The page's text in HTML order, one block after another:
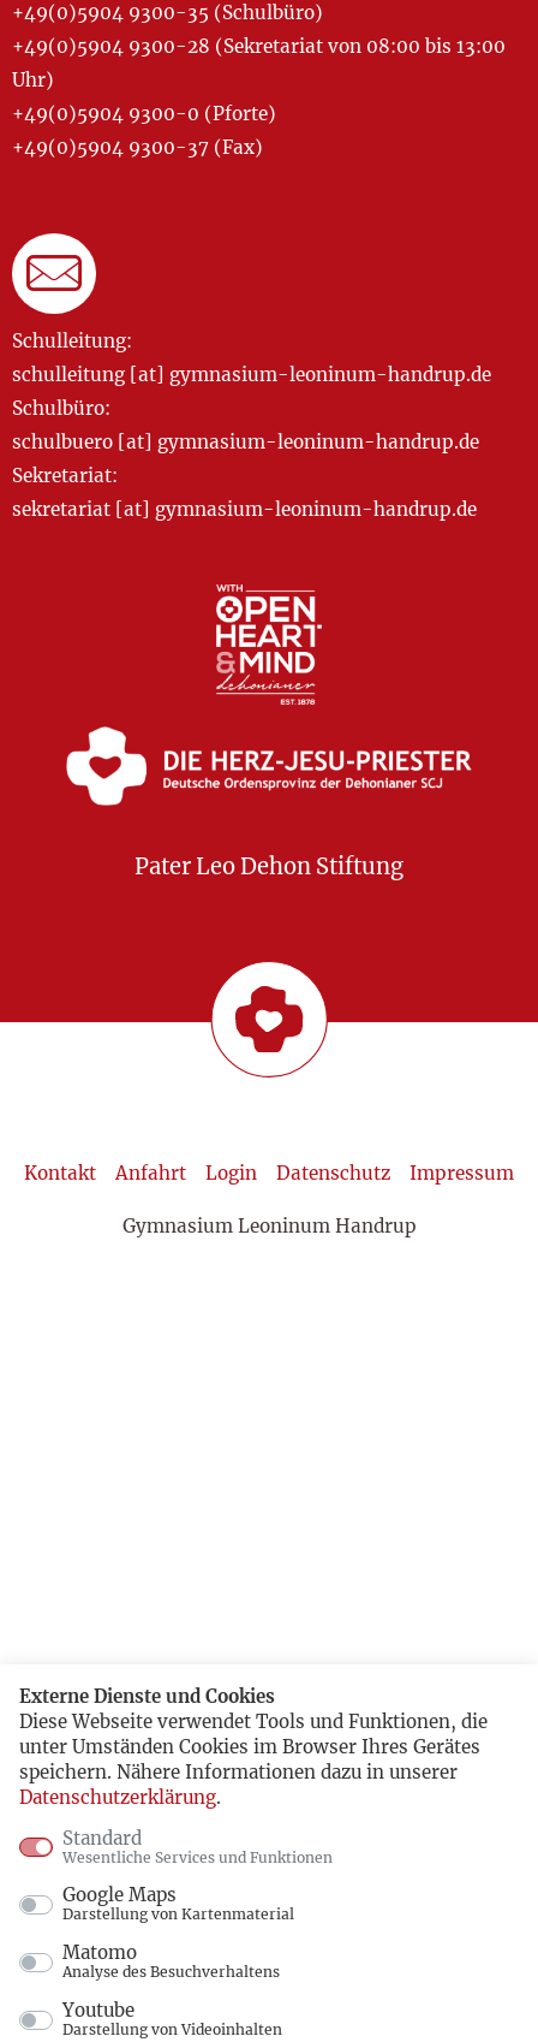
+49(0)5904 9300-35 (Schulbüro)
+49(0)5904 9300-28 (Sekretariat von 08:00 bis 13:00
Uhr)
+49(0)5904 9300-0 (Pforte)
+49(0)5904 9300-37 (Fax)
Schulleitung:
schulleitung [at] gymnasium-leoninum-handrup.de
Schulbüro:
schulbuero [at] gymnasium-leoninum-handrup.de
Sekretariat:
sekretariat [at] gymnasium-leoninum-handrup.de
Pater Leo Dehon Stiftung
Kontakt Anfahrt Login Datenschutz Impressum
Gymnasium Leoninum Handrup
Externe Dienste und Cookies
Diese Webseite verwendet Tools und Funktionen, die
unter Umständen Cookies im Browser Ihres Gerätes
speichern. Nähere Informationen dazu in unserer
Datenschutzerklärung.
Standard
Wesentliche Services und Funktionen
Google Maps
Darstellung von Kartenmaterial
Matomo
Analyse des Besuchverhaltens
Youtube
Darstellung von Videoinhalten